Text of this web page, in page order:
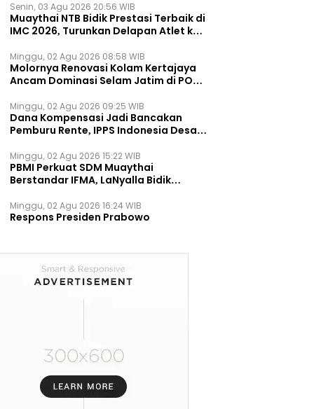
Senin, 03 Agu 2026 20:56 WIB
Muaythai NTB Bidik Prestasi Terbaik di
IMC 2026, Turunkan Delapan Atlet ke
Minggu, 02 Agu 2026 08:58 WIB
Molornya Renovasi Kolam Kertajaya
Ancam Dominasi Selam Jatim di PON
Minggu, 02 Agu 2026 09:25 WIB
Dana Kompensasi Jadi Bancakan
Pemburu Rente, IPPS Indonesia Desak
Permanen
Minggu, 02 Agu 2026 15:22 WIB
PBMI Perkuat SDM Muaythai
Berstandar IFMA, LaNyalla Bidik
Minggu, 02 Agu 2026 16:24 WIB
Respons Presiden Prabowo